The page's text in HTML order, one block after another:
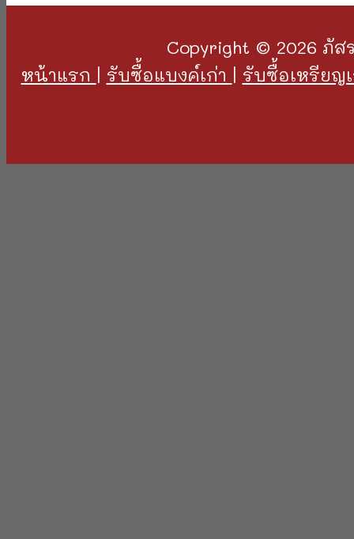
Copyright © 2026 ภั
หน้าแรก | รับซื้อแบงค์เก่า | รับซื้อเหรียญ